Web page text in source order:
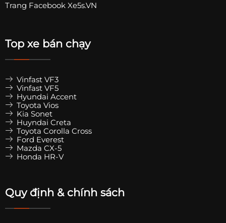
Trang Facebook Xe5s.VN
Top xe bán chạy
Vinfast VF3
Vinfast VF5
Hyundai Accent
Toyota Vios
Kia Sonet
Huyndai Creta
Toyota Corolla Cross
Ford Everest
Mazda CX-5
Honda HR-V
Quy định & chính sách